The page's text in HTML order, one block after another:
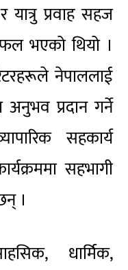
यात्रु प्रवाह सहज
भएको थियो ।
नेपाललाई
प्रदान गर्ने
सहकार्य
सहभागी
।
धार्मिक,